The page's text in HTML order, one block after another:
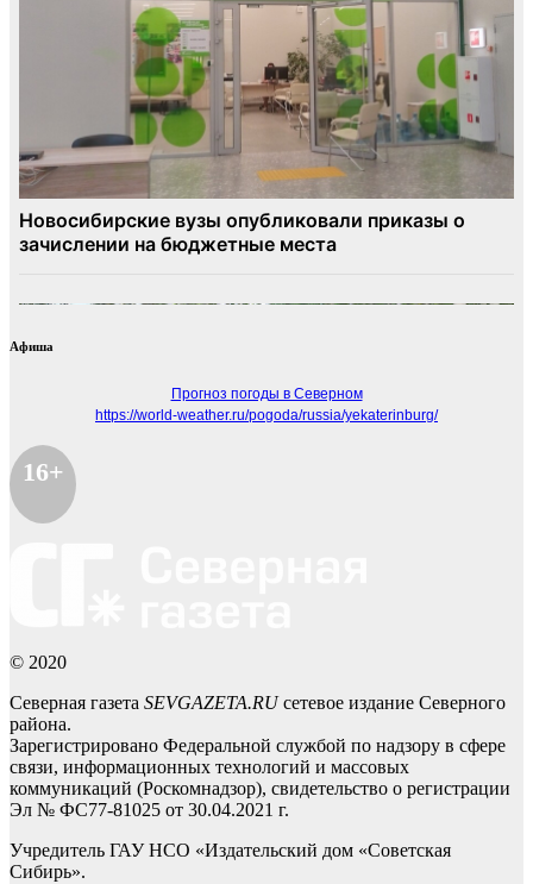
Афиша
Прогноз погоды в Северном
https://world-weather.ru/pogoda/russia/yekaterinburg/
16+
© 2020
Северная газета SEVGAZETA.RUсетевое издание Северного
района.
Зарегистрировано Федеральной службой по надзору в сфере
связи, информационных технологий и массовых
коммуникаций (Роскомнадзор), свидетельство о регистрации
Эл № ФС77-81025 от 30.04.2021 г.
Учредитель ГАУ НСО «Издательский дом «Советская
Сибирь».